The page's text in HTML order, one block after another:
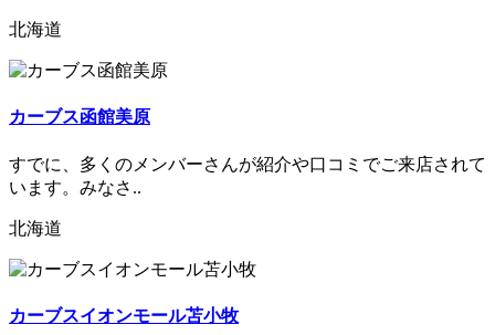
北海道
カーブス函館美原
すでに、多くのメンバーさんが紹介や口コミでご来店されて
います。みなさ..
北海道
カーブスイオンモール苫小牧